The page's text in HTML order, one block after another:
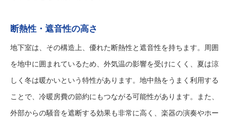
断熱性・遮音性の高さ
地下室は、その構造上、優れた断熱性と遮音性を持ちます。周囲
を地中に囲まれているため、外気温の影響を受けにくく、夏は涼
しく冬は暖かいという特性があります。地中熱をうまく利用する
ことで、冷暖房費の節約にもつながる可能性があります。また、
外部からの騒音を遮断する効果も非常に高く、楽器の演奏やホー